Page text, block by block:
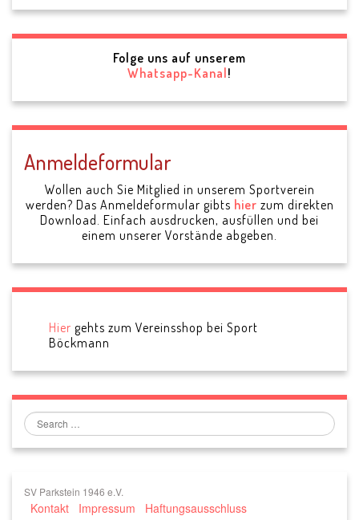
Folge uns auf unserem
Whatsapp-Kanal!
Anmeldeformular
Wollen auch Sie Mitglied in unserem Sportverein
werden? Das Anmeldeformular gibts hier zum direkten
Download. Einfach ausdrucken, ausfüllen und bei
einem unserer Vorstände abgeben.
Hier gehts zum Vereinsshop bei Sport
Böckmann
Search
SV Parkstein 1946 e.V.
Kontakt Impressum
Haftungsausschluss